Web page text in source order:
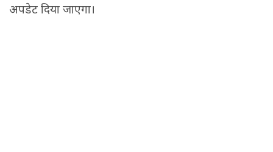
अपडेट दिया जाएगा।